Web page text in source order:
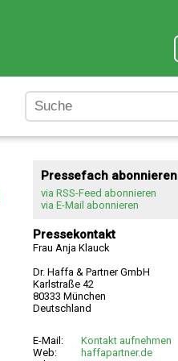
Pressefach abonnieren
via RSS-Feed abonnieren
via E-Mail abonnieren
Pressekontakt
Frau Anja Klauck
Dr. Haffa & Partner GmbH
Karlstraße 42
80333 München
Deutschland
E-Mail:
Kontakt aufnehmen
Web:
haffapartner.de